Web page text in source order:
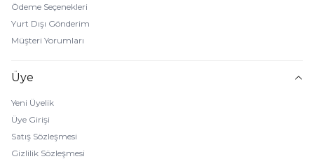
Ödeme Seçenekleri
Yurt Dışı Gönderim
Müşteri Yorumları
Üye
Yeni Üyelik
Üye Girişi
Satış Sözleşmesi
Gizlilik Sözleşmesi